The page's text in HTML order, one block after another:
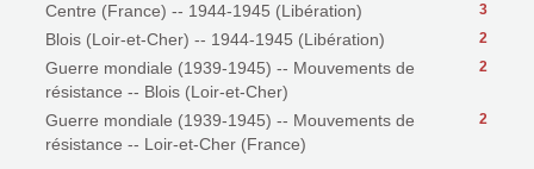
3
Centre (France) -- 1944-1945 (Libération)
2
Blois (Loir-et-Cher) -- 1944-1945 (Libération)
2
Guerre mondiale (1939-1945) -- Mouvements de
résistance -- Blois (Loir-et-Cher)
2
Guerre mondiale (1939-1945) -- Mouvements de
résistance -- Loir-et-Cher (France)